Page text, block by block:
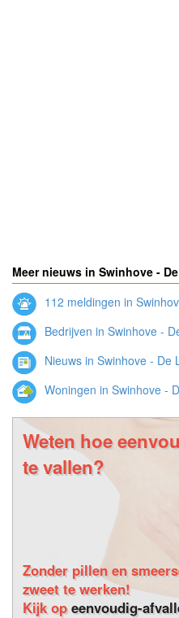
Meer nieuws in Swinhove -
112 meldingen in
Bedrijven in Swinhove -
Nieuws in Swinhove - De
Woningen in Swinhove -
Weten hoe
te vallen?
Zonder pillen en
zweet te werken!
Kijk opeenvoudig-